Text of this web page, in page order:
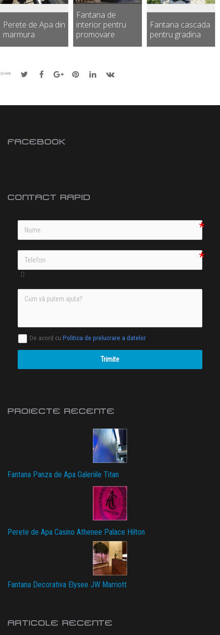
Perete de Apa din
marmura
Fantana de
interior pentru
promovare
Fantana cascada
pentru gradina
SHARE
FACEBOOK
CONTACT RAPID
De acord cu Politica de prelucrare a datelor
Trimite
PROIECTE RECENTE
Fantana Panza de Apa Galeriile Titan
Perete de Apa Casino Athenee Palace Hilton
Fantana Decorativa Elysee JW Marriott
ARTICOLE RECENTE